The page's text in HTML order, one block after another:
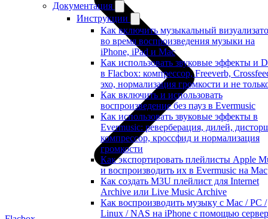
Документация
Инструкции
Как включить музыкальный
во время воспроизведения музыки на
iPhone, iPad и Mac
Как использовать звуковые эффекты и
в Flacbox: компрессор, Freeverb,
эхо, нормализация громкости и не
Как включить и использовать
воспроизведение без пауз в Evermusic
Как использовать звуковые эффекты в
Evermusic: реверберация, дилей,
компрессор, кроссфид и нормализация
громкости
Как экспортировать плейлисты Apple
и воспроизводить их в Evermusic на Mac
Как создать M3U плейлист для Internet
Archive или Live Music Archive
Как воспроизводить музыку с Mac / PC /
Linux / NAS на iPhone с помощью